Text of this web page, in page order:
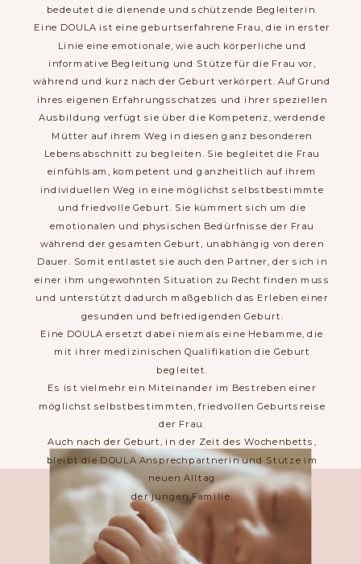
bedeutet die dienende und schützende Begleiterin.
Eine DOULA ist eine geburtserfahrene Frau, die in erster
Linie eine emotionale, wie auch körperliche und
informative Begleitung und Stütze für die Frau vor,
während und kurz nach der Geburt verkörpert. Auf Grund
ihres eigenen Erfahrungsschatzes und ihrer speziellen
Ausbildung verfügt sie über die Kompetenz, werdende
Mütter auf ihrem Weg in diesen ganz besonderen
Lebensabschnitt zu begleiten. Sie begleitet die Frau
einfühlsam, kompetent und ganzheitlich auf ihrem
individuellen Weg in eine möglichst selbstbestimmte
und friedvolle Geburt. Sie kümmert sich um die
emotionalen und physischen Bedürfnisse der Frau
während der gesamten Geburt, unabhängig von deren
Dauer. Somit entlastet sie auch den Partner, der sich in
einer ihm ungewohnten Situation zu Recht finden muss
und unterstützt dadurch maßgeblich das Erleben einer
gesunden und befriedigenden Geburt.
Eine DOULA ersetzt dabei niemals eine Hebamme, die
mit ihrer medizinischen Qualifikation die Geburt
begleitet.
Es ist vielmehr ein Miteinander im Bestreben einer
möglichst selbstbestimmten, friedvollen Geburtsreise
der Frau.
Auch nach der Geburt, in der Zeit des Wochenbetts,
bleibt die DOULA Ansprechpartnerin und Stütze im
neuen Alltag
der jungen Familie.